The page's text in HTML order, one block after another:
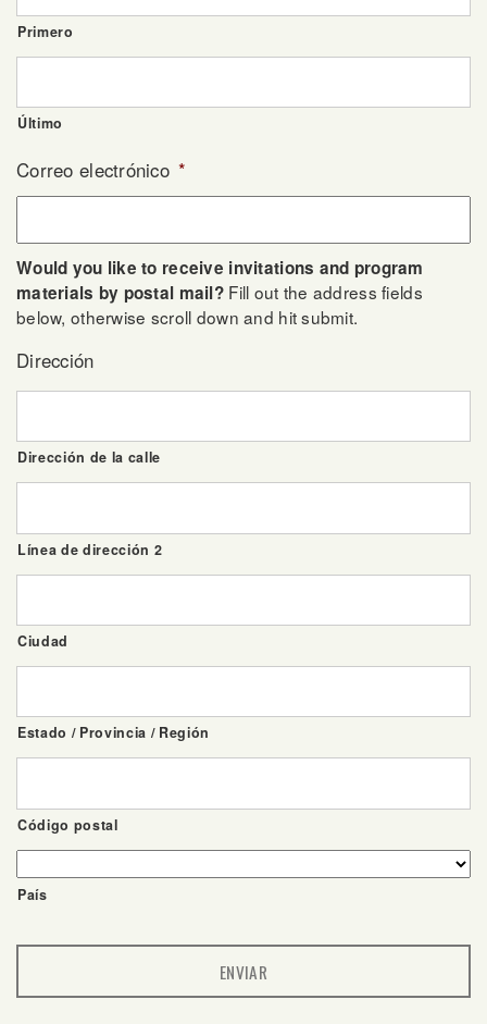
Primero
Último
Correo electrónico *
Would you like to receive invitations and program
materials by postal mail? Fill out the address fields
below, otherwise scroll down and hit submit.
Dirección
Dirección de la calle
Línea de dirección 2
Ciudad
Estado / Provincia / Región
Código postal
País